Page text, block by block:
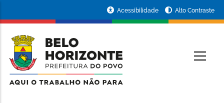
conteúdo
principal
da
Prefeitura
de
Acessibilidade Alto Contraste